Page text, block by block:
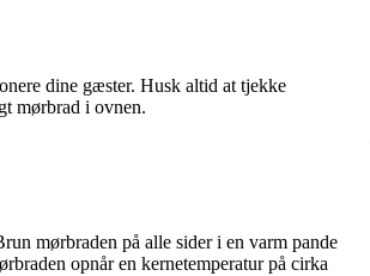
dine gæster. Husk altid at tjekke
mørbrad i ovnen.
mørbraden på alle sider i en varm pande
opnår en kernetemperatur på cirka